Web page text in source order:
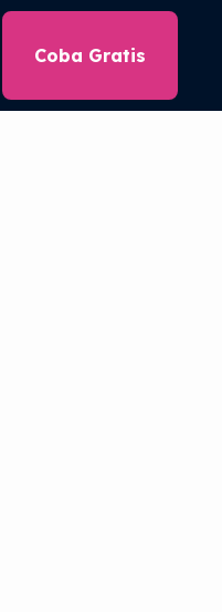
Coba Gratis